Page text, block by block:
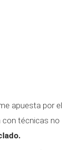
apuesta por el
con técnicas no